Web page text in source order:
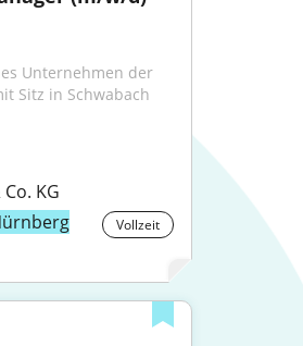
Unternehmen der
Sitz in Schwabach
KG
Vollzeit